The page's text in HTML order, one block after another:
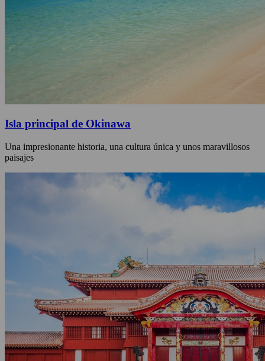
Isla principal de Okinawa
Una impresionante historia, una cultura única y unos maravillosos
paisajes